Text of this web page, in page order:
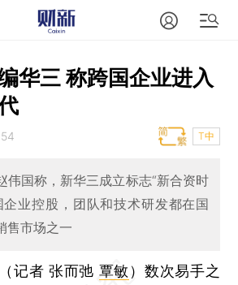
华三 称跨国企业进入
T中
伟国称，新华三成立标志“新合资时
企业控股，团队和技术研发都在国
售市场之一
记者 张而弛 覃敏 ） 数次易手之